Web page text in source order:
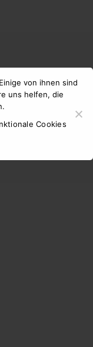
im
von ihnen sind
uns helfen, die
Cookies